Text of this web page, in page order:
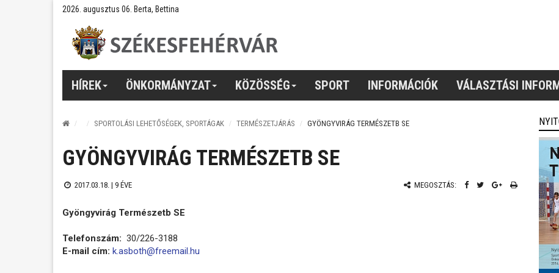
2026. augusztus 06. Berta, Bettina
HÍREK ÖNKORMÁNYZAT KÖZÖSSÉG SPORT INFORMÁCIÓK VÁLASZTÁSI
SPORTOLÁSI LEHETŐSÉGEK, SPORTÁGAK TERMÉSZETJÁRÁS GYÖNGYVIRÁG TERMÉSZETB SE
GYÖNGYVIRÁG TERMÉSZETB SE
2017.03.18. | 9 ÉVE MEGOSZTÁS:
Gyöngyvirág Természetb SE
Telefonszám: 30/226-3188
E-mail cím: k.asboth@freemail.hu